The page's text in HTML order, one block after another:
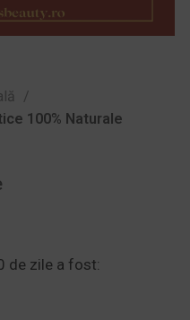
100% Naturale
de zile a fost: